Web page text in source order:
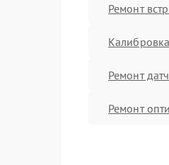
Ремонт
Ремонт
Ремонт